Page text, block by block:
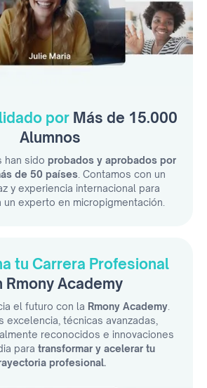
por Más de 15.000
Alumnos
han sido probados y aprobados por
de 50 países . Contamos con un
y experiencia internacional para
experto en micropigmentación.
tu Carrera Profesional
Rmony Academy
el futuro con la Rmony Academy
excelencia, técnicas avanzadas,
reconocidos e innovaciones
para transformar y acelerar tu
profesional.